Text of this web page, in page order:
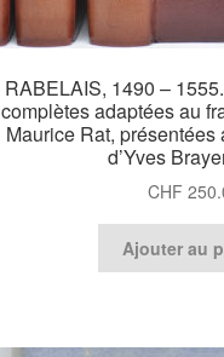
RABELAIS, 1490 –
complètes adaptées au
Maurice Rat,
d’Yves
CHF
Ajouter au